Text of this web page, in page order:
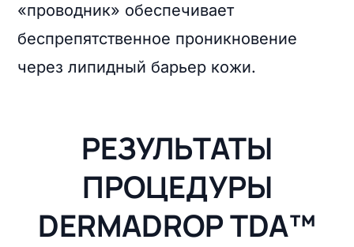
«проводник» обеспечивает
беспрепятственное проникновение
через липидный барьер кожи.
РЕЗУЛЬТАТЫ
ПРОЦЕДУРЫ
DERMADROP TDA™